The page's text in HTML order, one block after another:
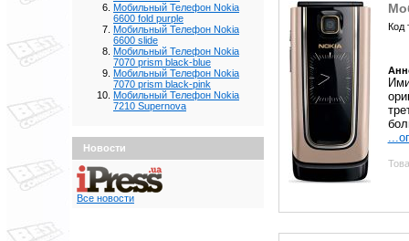
Мобильный Телефон Nokia
6600 fold purple
Мобильный Телефон Nokia
6600 slide
Мобильный Телефон Nokia
7070 prism black-blue
Мобильный Телефон Nokia
7070 prism black-pink
Мобильный Телефон Nokia
7210 Supernova
Новости
Все новости
Код